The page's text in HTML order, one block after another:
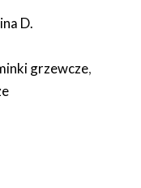
D.
grzewcze,